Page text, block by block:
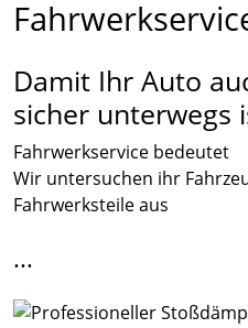
Damit Ihr Auto
sicher unterwegs
Fahrwerkservice bedeutet
Wir untersuchen ihr
Fahrwerksteile aus
...